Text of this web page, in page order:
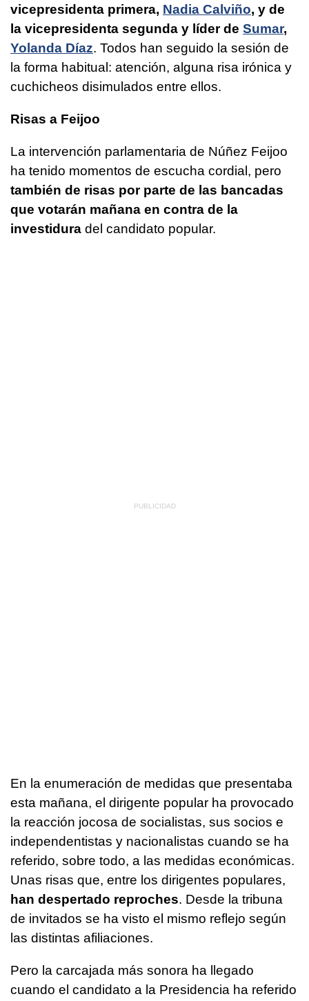
vicepresidenta primera, Nadia Calviño, y de
la vicepresidenta segunda y líder de Sumar,
Yolanda Díaz. Todos han seguido la sesión de
la forma habitual: atención, alguna risa irónica y
cuchicheos disimulados entre ellos.
Risas a Feijoo
La intervención parlamentaria de Núñez Feijoo
ha tenido momentos de escucha cordial, pero
también de risas por parte de las bancadas
que votarán mañana en contra de la
investidura del candidato popular.
En la enumeración de medidas que presentaba
esta mañana, el dirigente popular ha provocado
la reacción jocosa de socialistas, sus socios e
independentistas y nacionalistas cuando se ha
referido, sobre todo, a las medidas económicas.
Unas risas que, entre los dirigentes populares,
han despertado reproches. Desde la tribuna
de invitados se ha visto el mismo reflejo según
las distintas afiliaciones.
Pero la carcajada más sonora ha llegado
cuando el candidato a la Presidencia ha referido